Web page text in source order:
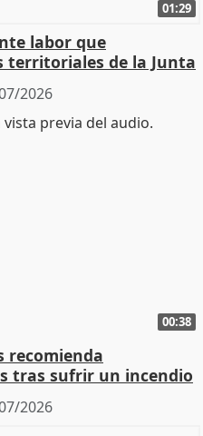
01:29
labor que
territoriales de la Junta
2026
00:38
recomienda
tras sufrir un incendio
2026